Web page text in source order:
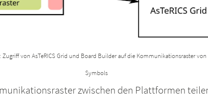
Zugriff von AsTeRICS Grid und Board Builder auf die Kommunikationsraster
Symbols
zwischen den Plattformen